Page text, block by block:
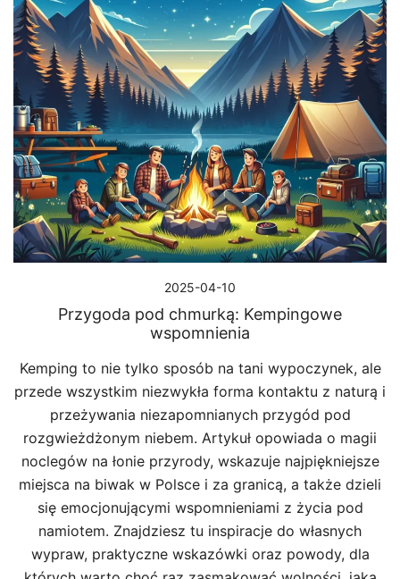
2025-04-10
Przygoda pod chmurką: Kempingowe
wspomnienia
Kemping to nie tylko sposób na tani wypoczynek, ale
przede wszystkim niezwykła forma kontaktu z naturą i
przeżywania niezapomnianych przygód pod
rozgwieżdżonym niebem. Artykuł opowiada o magii
noclegów na łonie przyrody, wskazuje najpiękniejsze
miejsca na biwak w Polsce i za granicą, a także dzieli
się emocjonującymi wspomnieniami z życia pod
namiotem. Znajdziesz tu inspiracje do własnych
wypraw, praktyczne wskazówki oraz powody, dla